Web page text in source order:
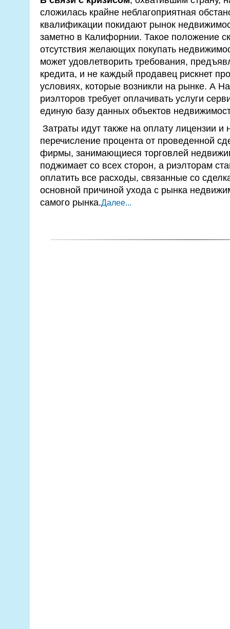
сложилась крайне неблагоприятная
квалификации покидают рынок
заметно в Калифорнии. Такое положение
отсутствия желающих покупать
может удовлетворить требования,
кредита, и не каждый продавец рискнет
условиях, которые возникли на рынке. А
риэлторов требует оплачивать услуги
единую базу данных объектов
Затраты идут также на оплату лицензии и
перечисление процента от проведенной
фирмы, занимающиеся торговлей
поджимает со всех сторон, а риэлторам
оплатить все расходы, связанные со
основной причиной ухода с рынка
самого рынка.Далее...